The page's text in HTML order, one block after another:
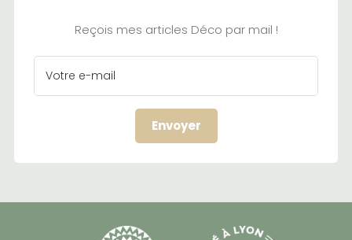
Reçois mes articles Déco par mail !